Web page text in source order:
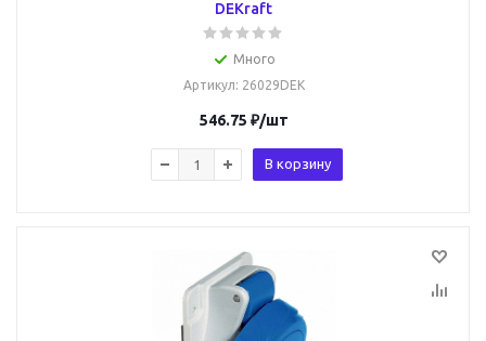
DEKraft
Много
Артикул: 26029DEK
546.75 ₽/шт
В корзину